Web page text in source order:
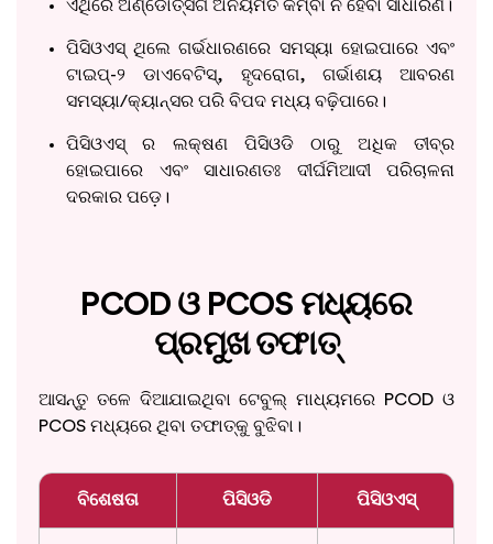
ଏଥିରେ ଅଣ୍ଡୋତ୍ସର୍ଗ ଅନିୟମିତ କିମ୍ବା ନ ହେବା ସାଧାରଣ।
ପିସିଓଏସ୍ ଥିଲେ ଗର୍ଭଧାରଣରେ ସମସ୍ୟା ହୋଇପାରେ ଏବଂ
ଟାଇପ୍-୨ ଡାଏବେଟିସ୍, ହୃଦରୋଗ, ଗର୍ଭାଶୟ ଆବରଣ
ସମସ୍ୟା/କ୍ୟାନ୍ସର ପରି ବିପଦ ମଧ୍ୟ ବଢ଼ିପାରେ।
ପିସିଓଏସ୍ ର ଲକ୍ଷଣ ପିସିଓଡି ଠାରୁ ଅଧିକ ତୀବ୍ର
ହୋଇପାରେ ଏବଂ ସାଧାରଣତଃ ଦୀର୍ଘମିଆଦୀ ପରିଚାଳନା
ଦରକାର ପଡ଼େ।
PCOD ଓ PCOS ମଧ୍ୟରେ
ପ୍ରମୁଖ ତଫାତ୍
ଆସନ୍ତୁ ତଳେ ଦିଆଯାଇଥିବା ଟେବୁଲ୍‌ ମାଧ୍ୟମରେ PCOD ଓ
PCOS ମଧ୍ୟରେ ଥିବା ତଫାତ୍‌କୁ ବୁଝିବା।
ବିଶେଷତା ପିସିଓଡି ପିସିଓଏସ୍